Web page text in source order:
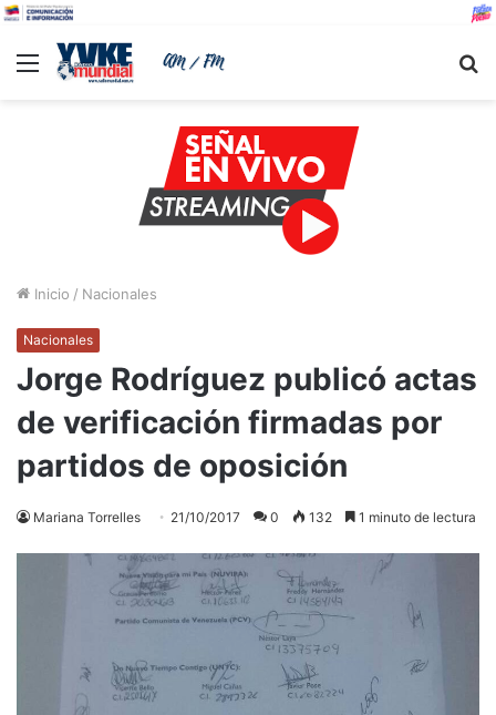
Menu
Inicio / Nacionales
Nacionales
Jorge Rodríguez publicó actas
de verificación firmadas por
partidos de oposición
Mariana Torrelles 21/10/2017 0 132 1 minuto de lectura